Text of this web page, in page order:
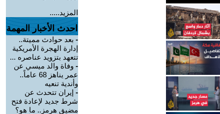
المزيد.....
احدث الأخبار المهمة
- بعد حوادث مميتة..
إدارة الهجرة الأمريكية
تتعهد بتزويد عناصره ...
- وفاة والد ميسي عن
عمر يناهز 68 عاماً..
وأندية تنعيه
- إيران تتحدث عن
شرط جديد لإعادة فتح
مضيق هرمز.. ما هو؟